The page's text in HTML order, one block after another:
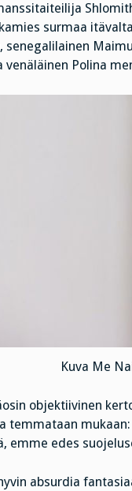
surmaa
venäläinen Polina
Kuva Me
objektiivinen
temmataan
emme edes
absurdia